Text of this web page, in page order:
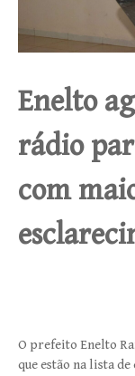
Enelto
rádio
com
O prefeito Enelto
que estão na lista